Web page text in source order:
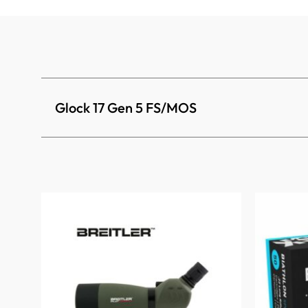
Glock 17 Gen 5 FS/MOS